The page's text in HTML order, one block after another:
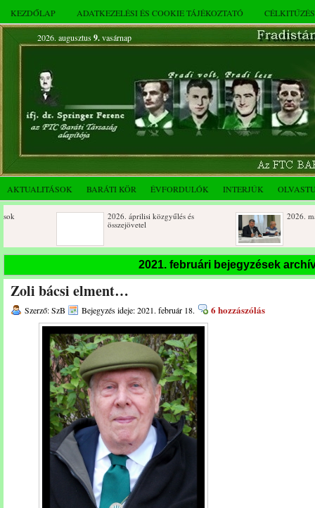
KEZDŐLAP ADATKEZELÉSI ÉS COOKIE TÁJÉKOZTATÓ
2026. augusztus 9.vasárnap
AKTUALITÁSOK BARÁTI KÖR ÉVFORDULÓK INTERJÚK
2026. áprilisi közgyűlés és
2026. márciusi
Születésnapi koszorúzások
Rendkívüli
novemberi
Az FTC Baráti Kör 2025. októberi
összejövetel
2021. februári bejegyzések
Zoli bácsi elment…
Szerző: SzB Bejegyzés ideje: 2021. február 18. 6 hozzászólás